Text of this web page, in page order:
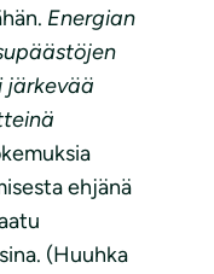
Energian
järkevää
ehjänä
(Huuhka